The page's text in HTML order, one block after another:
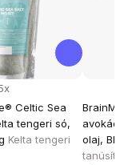
Celtic Sea
tengeri só,
Kelta tengeri
BrainMax
avokádó
olaj, BIO,
tanúsítvány